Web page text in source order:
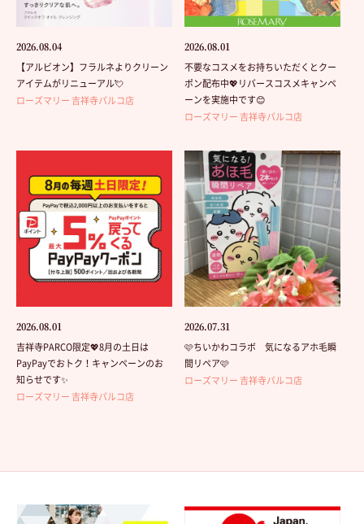
2026.08.04
【アルビオン】フラルネよりクリーン
アイテムがリニューアル💘
ローズマリー 吉祥寺パルコ店
2026.08.01
不要なコスメをお持ちいただくとクー
ポン配布中💖リバースコスメキャンペ
ーンを実施中です😊
ローズマリー 吉祥寺パルコ店
2026.08.01
吉祥寺PARCO限定💖8月の土日は
PayPayでおトク！キャンペーンのお
知らせです✨
ローズマリー 吉祥寺パルコ店
2026.07.31
🩷ちいかわコラボ 気になるアホ毛瞬
間リペア🩷
ローズマリー 吉祥寺パルコ店